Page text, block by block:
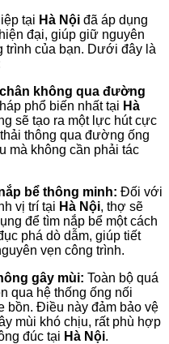
tại Hà Nội đã áp dụng
đại, giúp giữ nguyên
trình của bạn. Dưới đây là
không qua đường
phổ biến nhất tại Hà
sẽ tạo ra một lực hút cực
thông qua đường ống
mà không cần phải tác
bể thông minh: Đối với
vị trí tại Hà Nội, thợ sẽ
để tìm nắp bể một cách
phá dò dẫm, giúp tiết
vẹn công trình.
gây mùi: Toàn bộ quá
qua hệ thống ống nối
bồn. Điều này đảm bảo vệ
mùi khó chịu, rất phù hợp
đúc tại Hà Nội.